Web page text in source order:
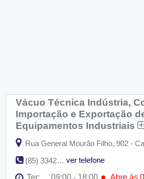
Vácuo Técnica Indústria,
Importação e Exportação
Equipamentos Industriais
Rua General Mourão Filho, 902 -
(85) 3342-9100
ver telefone
Ter:
09:00 - 18:00 ● Abre ás